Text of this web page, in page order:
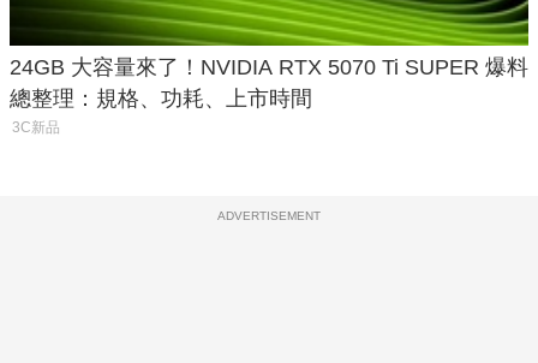
24GB 大容量來了！NVIDIA RTX 5070 Ti SUPER 爆料
總整理：規格、功耗、上市時間
3C新品
ADVERTISEMENT